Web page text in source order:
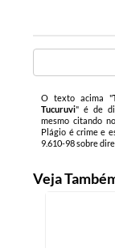
O texto acima "
Tucuruvi" é de
mesmo citando
Plágio é crime e
9.610-98 sobre
Veja